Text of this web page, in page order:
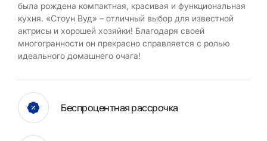
была рождена компактная, красивая и функциональная
кухня. «Стоун Вуд» – отличный выбор для известной
актрисы и хорошей хозяйки! Благодаря своей
многогранности он прекрасно справляется с ролью
идеального домашнего очага!
Беспроцентная рассрочка